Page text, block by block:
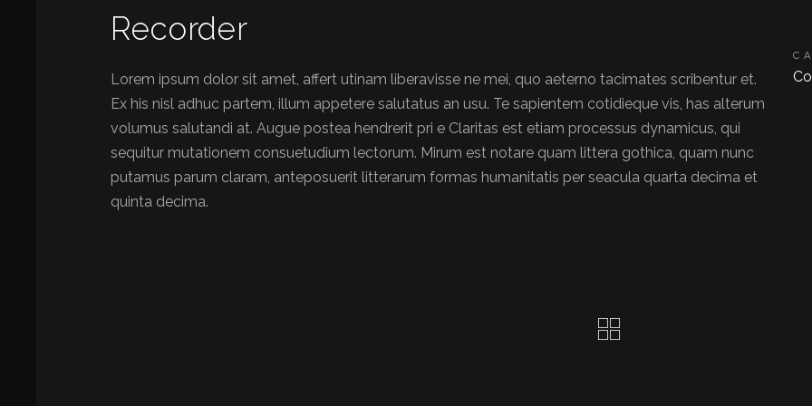
Recorder
Lorem ipsum dolor sit amet, affert utinam liberavisse ne mei, quo aeterno tacimates scribentur et.
Ex his nisl adhuc partem, illum appetere salutatus an usu. Te sapientem cotidieque vis, has alterum
volumus salutandi at. Augue postea hendrerit pri e Claritas est etiam processus dynamicus, qui
sequitur mutationem consuetudium lectorum. Mirum est notare quam littera gothica, quam nunc
putamus parum claram, anteposuerit litterarum formas humanitatis per seacula quarta decima et
quinta decima.